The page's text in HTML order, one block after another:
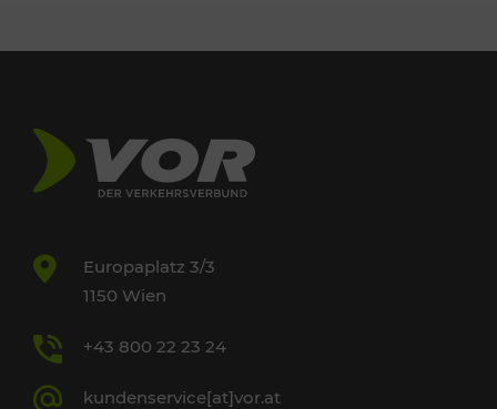
Europaplatz 3/3
1150 Wien
+43 800 22 23 24
kundenservice[at]vor.at